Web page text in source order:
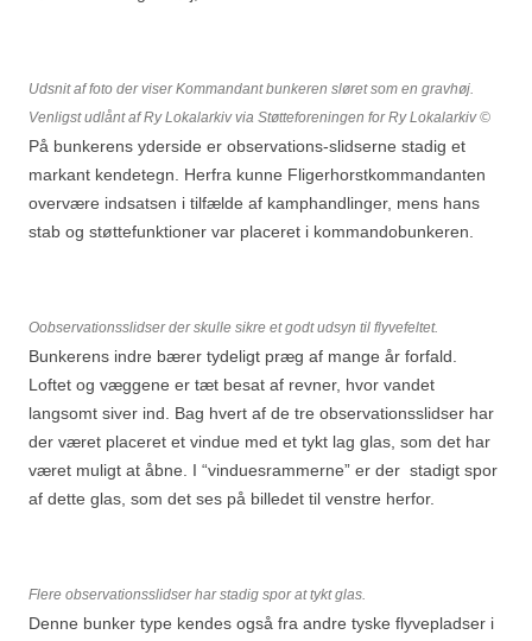
Udsnit af foto der viser Kommandant bunkeren sløret som en gravhøj.
Venligst udlånt af Ry Lokalarkiv via Støtteforeningen for Ry Lokalarkiv©
På bunkerens yderside er observations-slidserne stadig et
markant kendetegn. Herfra kunne Fligerhorstkommandanten
overvære indsatsen i tilfælde af kamphandlinger, mens hans
stab og støttefunktioner var placeret i kommandobunkeren.
Oobservationsslidser der skulle sikre et godt udsyn til flyvefeltet.
Bunkerens indre bærer tydeligt præg af mange år forfald.
Loftet og væggene er tæt besat af revner, hvor vandet
langsomt siver ind. Bag hvert af de tre observationsslidser har
der været placeret et vindue med et tykt lag glas, som det har
været muligt at åbne. I “vinduesrammerne” er der stadigt spor
af dette glas, som det ses på billedet til venstre herfor.
Flere observationsslidser har stadig spor at tykt glas.
Denne bunker type kendes også fra andre tyske flyvepladser i